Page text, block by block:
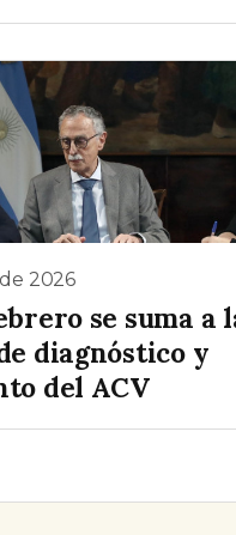
2026
se suma a
diagnóstico y
del ACV